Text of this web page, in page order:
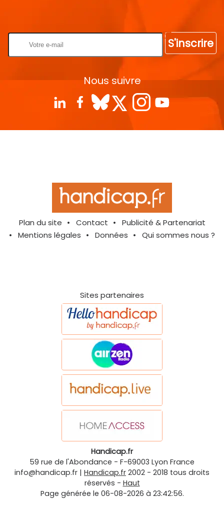
S'inscrire
Nous suivre
Plan du site Contact
Publicité & Partenariat
Mentions légales
Données Qui sommes nous ?
Sites partenaires
Handicap.fr
59 rue de l'Abondance - F-69003 Lyon France
info@handicap.fr | Handicap.fr 2002 - 2018 tous droits
réservés - Haut
Page générée le 06-08-2026 à 23:42:56.